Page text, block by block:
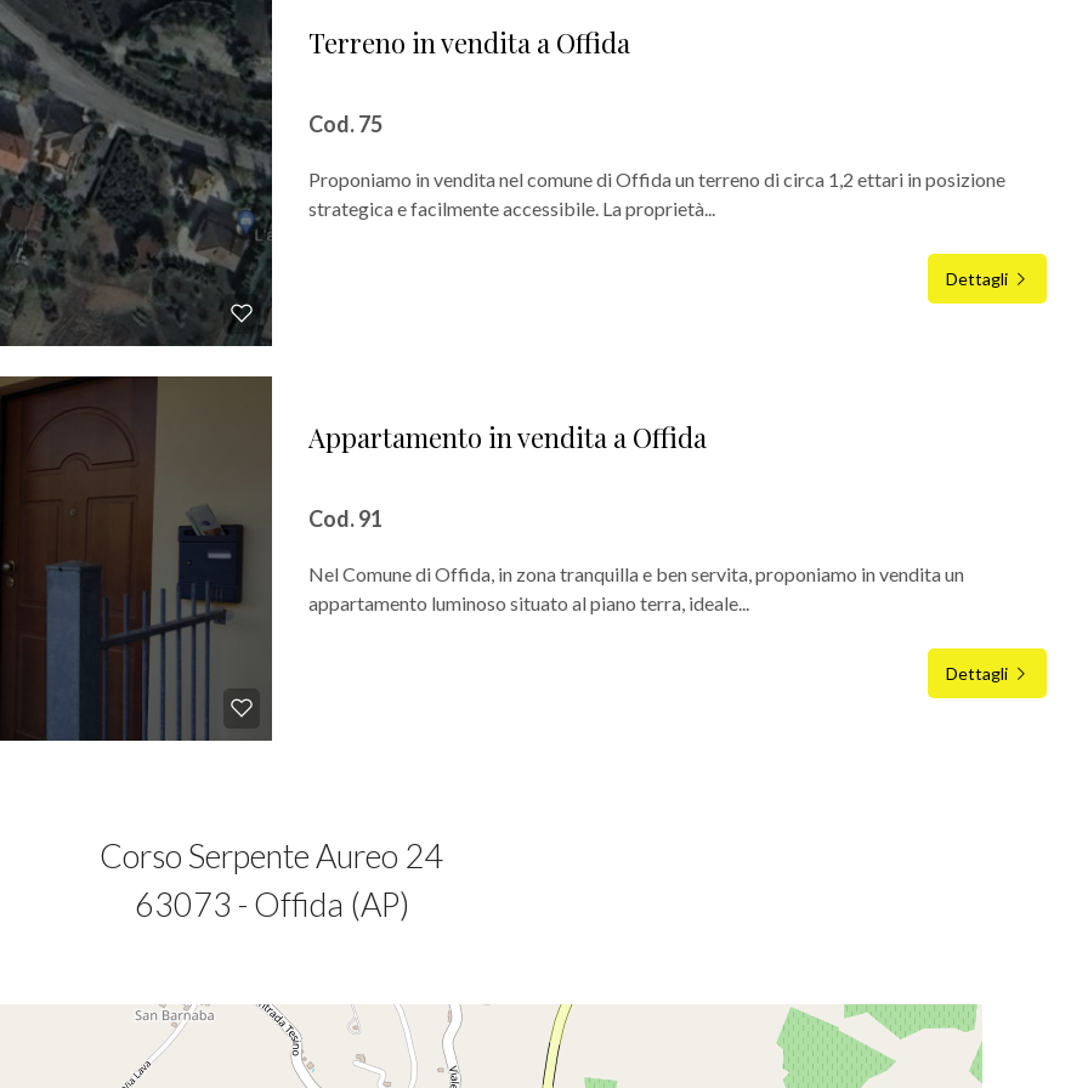
Terreno in vendita a Offida
Cod. 75
Proponiamo in vendita nel comune di Offida un terreno di circa 1,2 ettari in posizione
strategica e facilmente accessibile. La proprietà...
Dettagli
Appartamento in vendita a Offida
Cod. 91
Nel Comune di Offida, in zona tranquilla e ben servita, proponiamo in vendita un
appartamento luminoso situato al piano terra, ideale...
Dettagli
Corso Serpente Aureo 24
63073 - Offida (AP)